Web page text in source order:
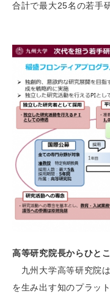
合計で最大25名の若手
高等研究院長からひとこ
九州大学高等研究院
を生み出す知のプラッ